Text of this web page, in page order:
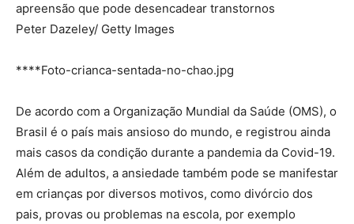
apreensão que pode desencadear transtornos
Peter Dazeley/ Getty Images
****Foto-crianca-sentada-no-chao.jpg
De acordo com a Organização Mundial da Saúde (OMS), o
Brasil é o país mais ansioso do mundo, e registrou ainda
mais casos da condição durante a pandemia da Covid-19.
Além de adultos, a ansiedade também pode se manifestar
em crianças por diversos motivos, como divórcio dos
pais, provas ou problemas na escola, por exemplo